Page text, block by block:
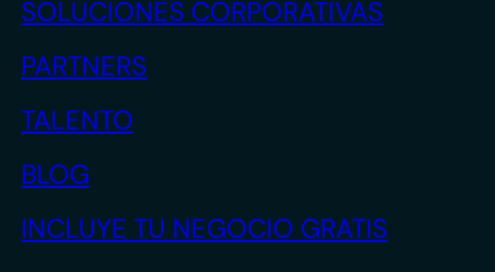
SOLUCIONES CORPORATIVAS
PARTNERS
TALENTO
BLOG
INCLUYE TU NEGOCIO GRATIS